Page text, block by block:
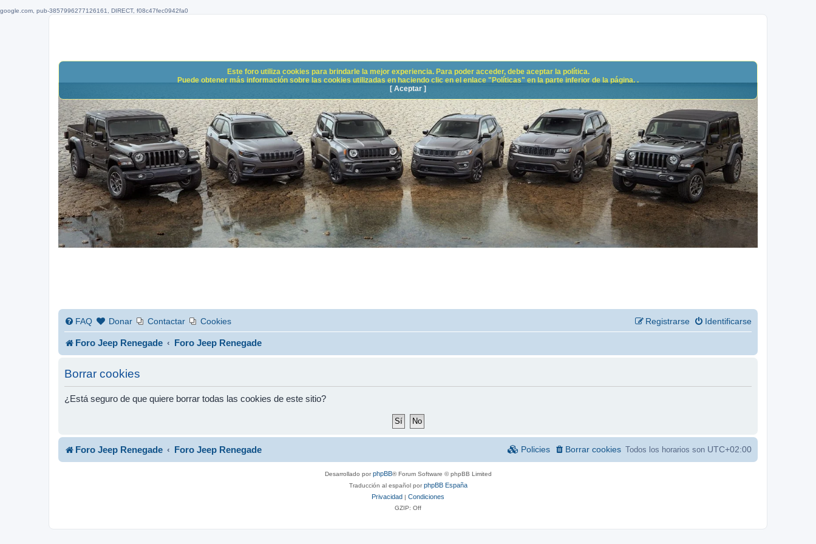
google.com, pub-3857996277126161, DIRECT, f08c47fec0942fa0
FAQ Donar Contactar Cookies Identificarse
Registrarse
Foro Jeep Renegade Foro Jeep Renegade
Borrar cookies
¿Está seguro de que quiere borrar todas las cookies de este sitio?
Este foro utiliza cookies para brindarle la mejor experiencia. Para poder acceder, debe aceptar la política.
Puede obtener más información sobre las cookies utilizadas en haciendo clic en el enlace "Políticas" en la parte inferior de la página. .
[ Aceptar ]
Foro Jeep Renegade Foro Jeep Renegade Todos los horarios son UTC+02:00
Borrar cookies
Policies
Desarrollado porphpBB® Forum Software © phpBB Limited
Traducción al español porphpBB España
Privacidad | Condiciones
GZIP: Off